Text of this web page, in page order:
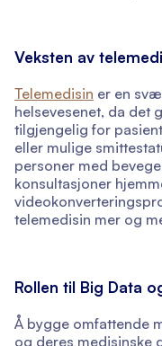
Veksten av
Telemedisin er en
helsevesenet, da det
tilgjengelig for
eller mulige
personer med
konsultasjoner
telemedisin mer og
Rollen til Big Data
Å bygge omfattende
og deres medisinske